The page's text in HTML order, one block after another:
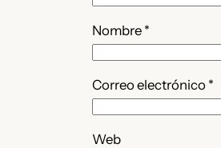
Nombre *
Correo electrónico *
Web